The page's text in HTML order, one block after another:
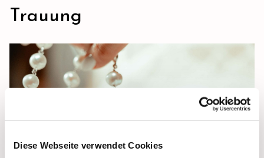
Diese Webseite verwendet Cookies
Trauung